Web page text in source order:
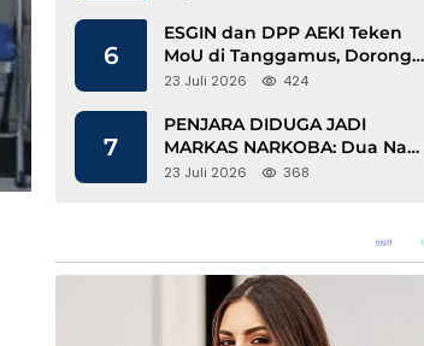
6
ESGIN dan DPP AEKI Teken
MoU di Tanggamus, Dorong
Ekonomi Hijau Berbasis Kopi
23 Juli 2026 424
7
PENJARA DIDUGA JADI
MARKAS NARKOBA: Dua Napi
Rajabasa Bebas Gunakan HP,
23 Juli 2026 368